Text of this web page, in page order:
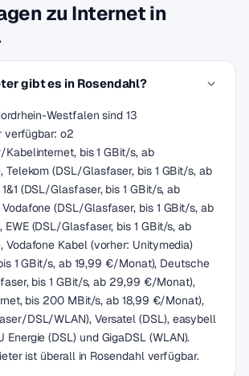
zu Internet in
gibt es in Rosendahl?
Westfalen sind 13
verfügbar: o2
bis 1 GBit/s, ab
(DSL/Glasfaser, bis 1 GBit/s, ab
(DSL/Glasfaser, bis 1 GBit/s, ab
(DSL/Glasfaser, bis 1 GBit/s, ab
(DSL/Glasfaser, bis 1 GBit/s, ab
Kabel (vorher: Unitymedia)
1 GBit/s, ab 19,99 €/Monat), Deutsche
bis 1 GBit/s, ab 29,99 €/Monat),
bis 200 MBit/s, ab 18,99 €/Monat),
DSL/WLAN), Versatel (DSL), easybell
Energie (DSL) und GigaDSL (WLAN).
ist überall in Rosendahl verfügbar.